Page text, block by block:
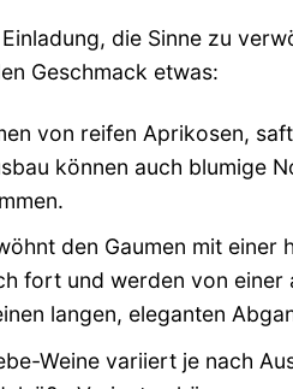
die Sinne zu
Geschmack etwas:
von reifen Aprikosen,
können auch blumige
den Gaumen mit einer
fort und werden von einer
langen, eleganten
Weine variiert je nach